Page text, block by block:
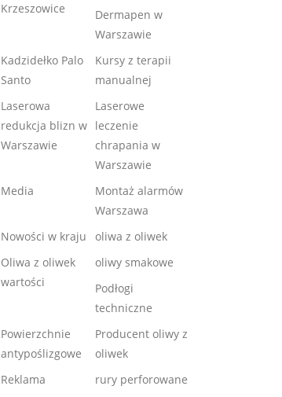
Krzeszowice
Dermapen w
Warszawie
Kadzidełko Palo
Santo
Kursy z terapii
manualnej
Laserowa
redukcja blizn w
Warszawie
Laserowe
leczenie
chrapania w
Warszawie
Media
Montaż alarmów
Warszawa
Nowości w kraju
oliwa z oliwek
Oliwa z oliwek
wartości
oliwy smakowe
Podłogi
techniczne
Powierzchnie
antypoślizgowe
Producent oliwy z
oliwek
Reklama
rury perforowane